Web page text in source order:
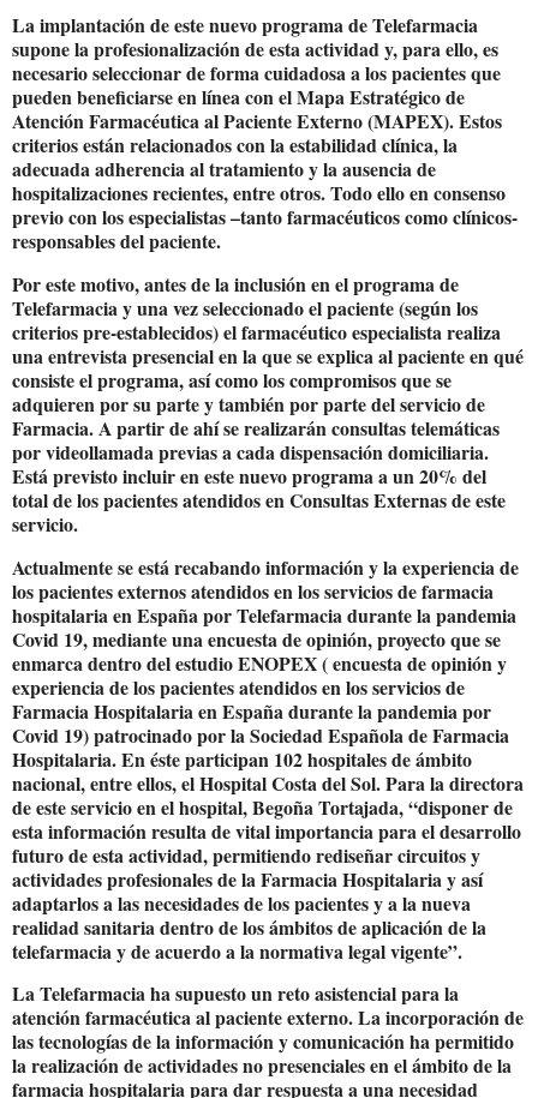
La implantación de este nuevo programa de Telefarmacia
supone la profesionalización de esta actividad y, para ello, es
necesario seleccionar de forma cuidadosa a los pacientes que
pueden beneficiarse en línea con el Mapa Estratégico de
Atención Farmacéutica al Paciente Externo (MAPEX). Estos
criterios están relacionados con la estabilidad clínica, la
adecuada adherencia al tratamiento y la ausencia de
hospitalizaciones recientes, entre otros. Todo ello en consenso
previo con los especialistas –tanto farmacéuticos como clínicos-
responsables del paciente.
Por este motivo, antes de la inclusión en el programa de
Telefarmacia y una vez seleccionado el paciente (según los
criterios pre-establecidos) el farmacéutico especialista realiza
una entrevista presencial en la que se explica al paciente en qué
consiste el programa, así como los compromisos que se
adquieren por su parte y también por parte del servicio de
Farmacia. A partir de ahí se realizarán consultas telemáticas
por videollamada previas a cada dispensación domiciliaria.
Está previsto incluir en este nuevo programa a un 20% del
total de los pacientes atendidos en Consultas Externas de este
servicio.
Actualmente se está recabando información y la experiencia de
los pacientes externos atendidos en los servicios de farmacia
hospitalaria en España por Telefarmacia durante la pandemia
Covid 19, mediante una encuesta de opinión, proyecto que se
enmarca dentro del estudio ENOPEX ( encuesta de opinión y
experiencia de los pacientes atendidos en los servicios de
Farmacia Hospitalaria en España durante la pandemia por
Covid 19) patrocinado por la Sociedad Española de Farmacia
Hospitalaria. En éste participan 102 hospitales de ámbito
nacional, entre ellos, el Hospital Costa del Sol. Para la directora
de este servicio en el hospital, Begoña Tortajada, “disponer de
esta información resulta de vital importancia para el desarrollo
futuro de esta actividad, permitiendo rediseñar circuitos y
actividades profesionales de la Farmacia Hospitalaria y así
adaptarlos a las necesidades de los pacientes y a la nueva
realidad sanitaria dentro de los ámbitos de aplicación de la
telefarmacia y de acuerdo a la normativa legal vigente”.
La Telefarmacia ha supuesto un reto asistencial para la
atención farmacéutica al paciente externo. La incorporación de
las tecnologías de la información y comunicación ha permitido
la realización de actividades no presenciales en el ámbito de la
farmacia hospitalaria para dar respuesta a una necesidad